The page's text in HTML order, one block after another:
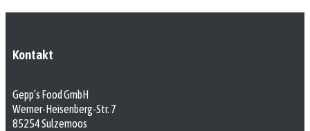
Kontakt
Gepp’s Food GmbH
Werner-Heisenberg-Str. 7
85254 Sulzemoos